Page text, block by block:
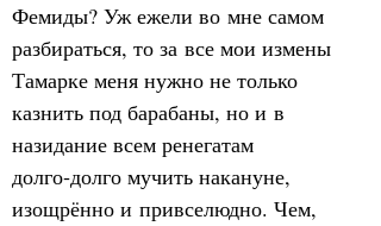
Фемиды? Уж ежели во мне самом
разбираться, то за все мои измены
Тамарке меня нужно не только
казнить под барабаны, но и в
назидание всем ренегатам
долго‑долго мучить накануне,
изощрённо и привселюдно. Чем,